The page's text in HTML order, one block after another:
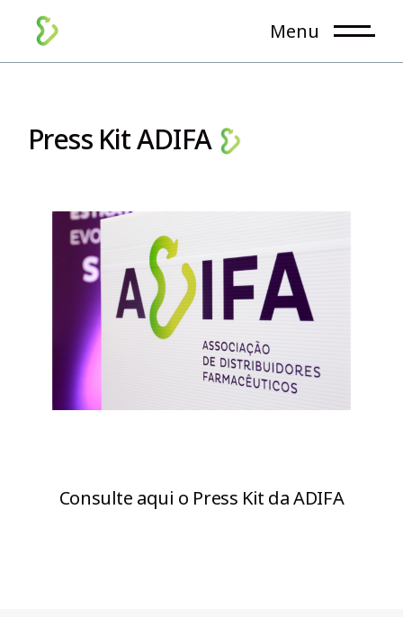
Menu
Press KitADIFA
Consulte aqui o Press Kit da ADIFA